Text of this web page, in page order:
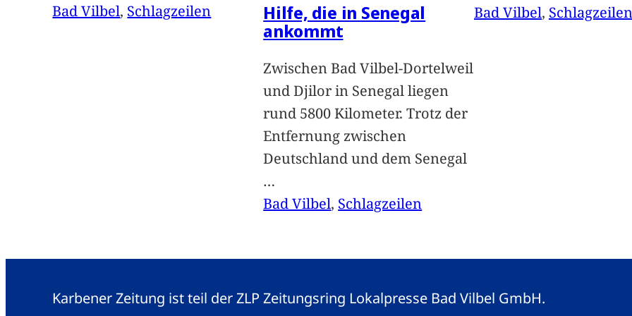
Bad Vilbel, Schlagzeilen Hilfe, die in Senegal
ankommt
Zwischen Bad Vilbel-Dortelweil
und Djilor in Senegal liegen
rund 5800 Kilometer. Trotz der
Entfernung zwischen
Deutschland und dem Senegal
…
Bad Vilbel, Schlagzeilen
Bad Vilbel, Schlagzeilen
Karbener Zeitung ist teil der ZLP Zeitungsring Lokalpresse Bad Vilbel GmbH.